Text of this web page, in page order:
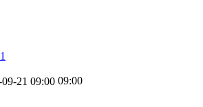
1
09:00